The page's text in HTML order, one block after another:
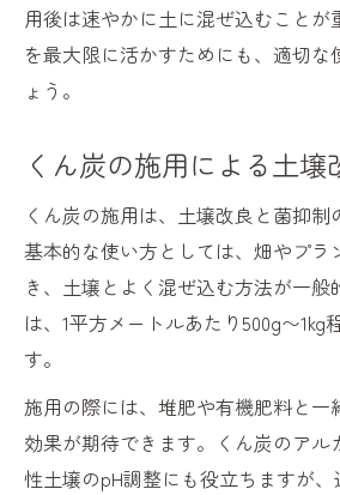
用後は速やかに土に混ぜ込むことが
を最大限に活かすためにも、適切な
ょう。
くん炭の施用による土
くん炭の施用は、土壌改良と菌抑制
基本的な使い方としては、畑やプラ
き、土壌とよく混ぜ込む方法が一般
は、1平方メートルあたり500g〜1kg
す。
施用の際には、堆肥や有機肥料と一
効果が期待できます。くん炭のアル
性土壌のpH調整にも役立ちますが